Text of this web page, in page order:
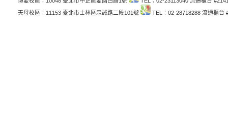
天母校區：11153 臺北市士林區忠誠路二段101號
TEL：02-28718288 流通櫃台